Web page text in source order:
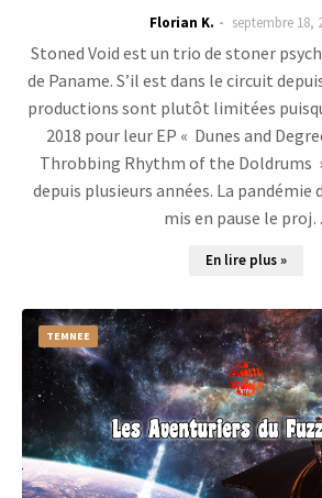
Florian K. septembre 18,
Stoned Void est un trio de stoner
de Paname. S’il est dans le circuit
productions sont plutôt limitées
2018 pour leur EP « Dunes and
Throbbing Rhythm of the Doldrums
depuis plusieurs années. La pandémie
mis en pause le
En lire plus »
TEMNEE